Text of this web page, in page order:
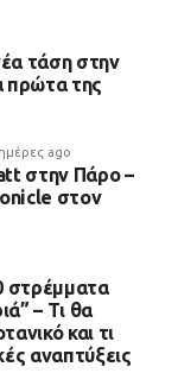
τάση στην
πρώτα της
ago
στην Πάρο –
στον
στρέμματα
– Τι θα
και τι
αναπτύξεις